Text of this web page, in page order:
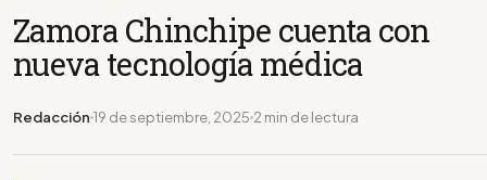
Zamora Chinchipe cuenta con
nueva tecnología médica
Redacción 19 de septiembre, 2025 2 min de lectura